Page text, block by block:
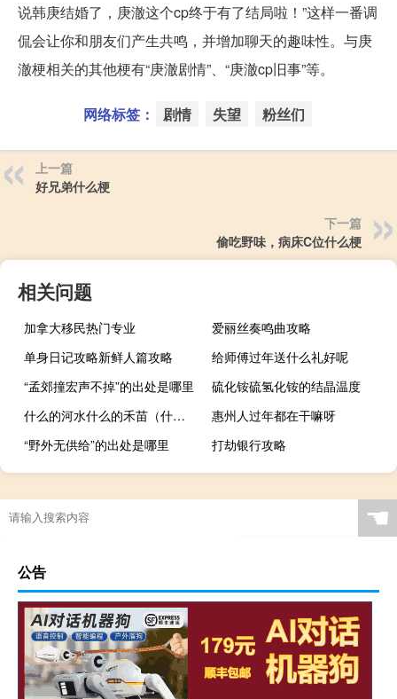
说韩庚结婚了，庚澈这个cp终于有了结局啦！”这样一番调
侃会让你和朋友们产生共鸣，并增加聊天的趣味性。与庚
澈梗相关的其他梗有“庚澈剧情”、“庚澈cp旧事”等。
网络标签： 剧情 失望 粉丝们
上一篇
好兄弟什么梗
下一篇
偷吃野味，病床C位什么梗
相关问题
加拿大移民热门专业
爱丽丝奏鸣曲攻略
单身日记攻略新鲜人篇攻略
给师傅过年送什么礼好呢
“孟郊撞宏声不掉”的出处是哪里
硫化铵硫氢化铵的结晶温度
什么的河水什么的禾苗（什么的河水）
惠州人过年都在干嘛呀
“野外无供给”的出处是哪里
打劫银行攻略
☚
公告